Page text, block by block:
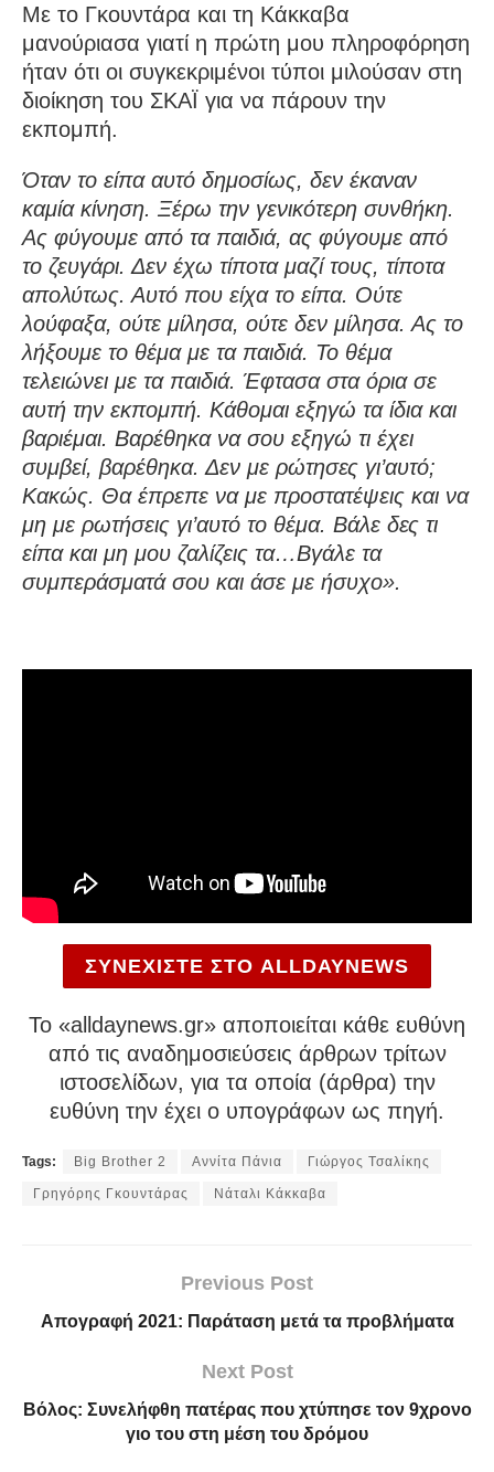
Με το Γκουντάρα και τη Κάκκαβα
μανούριασα γιατί η πρώτη μου πληροφόρηση
ήταν ότι οι συγκεκριμένοι τύποι μιλούσαν στη
διοίκηση του ΣΚΑΪ για να πάρουν την
εκπομπή.
Όταν το είπα αυτό δημοσίως, δεν έκαναν
καμία κίνηση. Ξέρω την γενικότερη συνθήκη.
Ας φύγουμε από τα παιδιά, ας φύγουμε από
το ζευγάρι. Δεν έχω τίποτα μαζί τους, τίποτα
απολύτως. Αυτό που είχα το είπα. Ούτε
λούφαξα, ούτε μίλησα, ούτε δεν μίλησα. Ας το
λήξουμε το θέμα με τα παιδιά. Το θέμα
τελειώνει με τα παιδιά. Έφτασα στα όρια σε
αυτή την εκπομπή. Κάθομαι εξηγώ τα ίδια και
βαριέμαι. Βαρέθηκα να σου εξηγώ τι έχει
συμβεί, βαρέθηκα. Δεν με ρώτησες γι’αυτό;
Κακώς. Θα έπρεπε να με προστατέψεις και να
μη με ρωτήσεις γι’αυτό το θέμα. Βάλε δες τι
είπα και μη μου ζαλίζεις τα…Βγάλε τα
συμπεράσματά σου και άσε με ήσυχο».
ΣΥΝΕΧΙΣΤΕ ΣΤΟ ALLDAYNEWS
To «alldaynews.gr» αποποιείται κάθε ευθύνη
από τις αναδημοσιεύσεις άρθρων τρίτων
ιστοσελίδων, για τα οποία (άρθρα) την
ευθύνη την έχει ο υπογράφων ως πηγή.
Tags: Big Brother 2 Αννίτα Πάνια Γιώργος Τσαλίκης
Γρηγόρης Γκουντάρας Νάταλι Κάκκαβα
Previous Post
Απογραφή 2021: Παράταση μετά τα προβλήματα
Next Post
Βόλος: Συνελήφθη πατέρας που χτύπησε τον 9χρονο
γιο του στη μέση του δρόμου